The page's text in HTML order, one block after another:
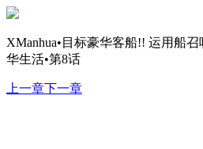
XManhua•目标豪华客船!! 运用船
华生活•第8话
上一章下一章